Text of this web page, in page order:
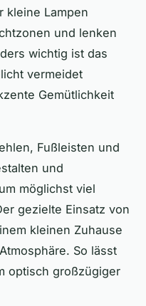
kleine Lampen
und lenken
wichtig ist das
vermeidet
Gemütlichkeit
Fußleisten und
und
möglichst viel
gezielte Einsatz von
kleinen Zuhause
So lässt
optisch großzügiger